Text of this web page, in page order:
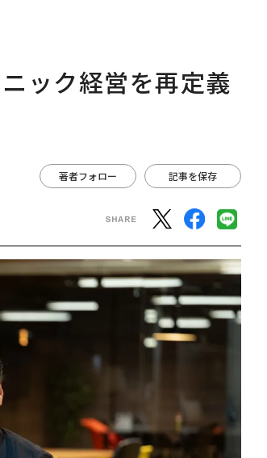
ック経営を再定義
著者フォロー 記事を保存